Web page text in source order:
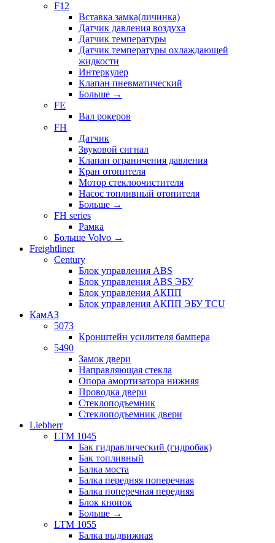
F12
Вставка замка(личинка)
Датчик давления воздуха
Датчик температуры
Датчик температуры охлаждающей
жидкости
Интеркулер
Клапан пневматический
Больше →
FE
Вал рокеров
FH
Датчик
Звуковой сигнал
Клапан ограничения давления
Кран отопителя
Мотор стеклоочистителя
Насос топливный отопителя
Больше →
FH series
Рамка
Больше Volvo →
Freightliner
Century
Блок управления ABS
Блок управления ABS ЭБУ
Блок управления АКПП
Блок управления АКПП ЭБУ TCU
КамАЗ
5073
Кронштейн усилителя бампера
5490
Замок двери
Направляющая стекла
Опора амортизатора нижняя
Проводка двери
Стеклоподъемник
Стеклоподъемник двери
Liebherr
LTM 1045
Бак гидравлический (гидробак)
Бак топливный
Балка моста
Балка передняя поперечная
Балка поперечная передняя
Блок кнопок
Больше →
LTM 1055
Балка выдвижная